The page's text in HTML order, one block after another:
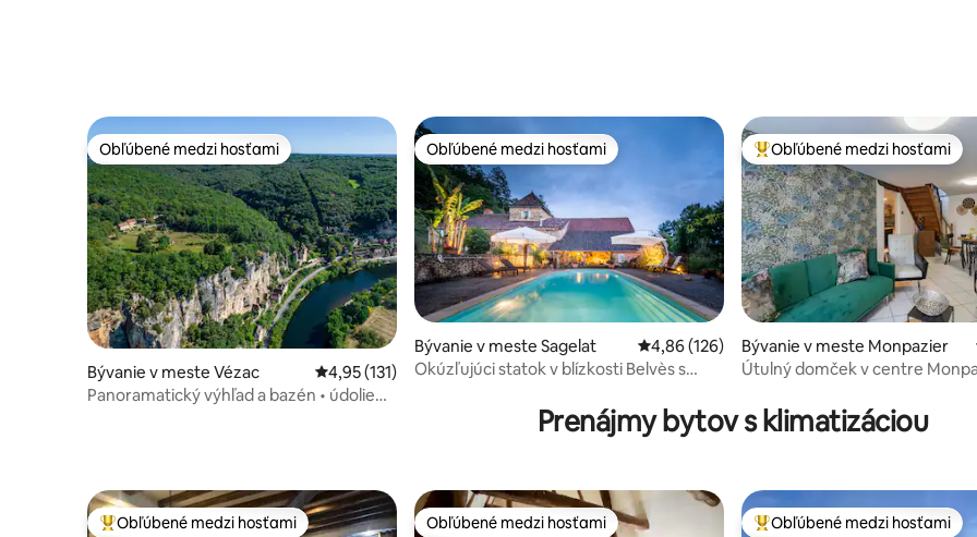
Obľúbené medzi hosťami
Obľúbené medzi hosťami
Bývanie v meste Vézac Priemerné ohodnotenie 4,95 z 5, počet hodnotení: 131
4,95 (131)
Panoramatický výhľad a bazén • údolie
Obľúbené medzi hosťami
Obľúbené medzi hosťami
Bývanie v meste Sagelat Priemerné ohodnotenie 4,86 z 5, počet
4,86 (126)
Okúzľujúci statok v blízkosti Belvès s
Najobľúbenejšie medzi hosťami
Obľúbené medzi hosťami
Bývanie v meste Monpazier
Útulný domček v centre
Prenájmy bytov s klimatizáciou
Najobľúbenejšie medzi hosťami
Obľúbené medzi hosťami Obľúbené medzi hosťami
Obľúbené medzi hosťami Najobľúbenejšie medzi hosťami
Obľúbené medzi hosťami